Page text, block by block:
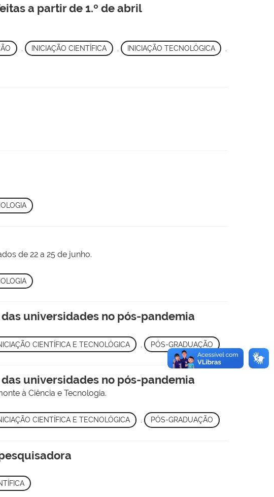
a partir de 1.º de abril
INICIAÇÃO CIENTÍFICA INICIAÇÃO TECNOLÓGICA
de 22 a 25 de junho.
universidades no pós-pandemia
CIENTÍFICA E TECNOLÓGICA PÓS-GRADUAÇÃO
universidades no pós-pandemia
à Ciência e Tecnologia.
CIENTÍFICA E TECNOLÓGICA , PÓS-GRADUAÇÃO